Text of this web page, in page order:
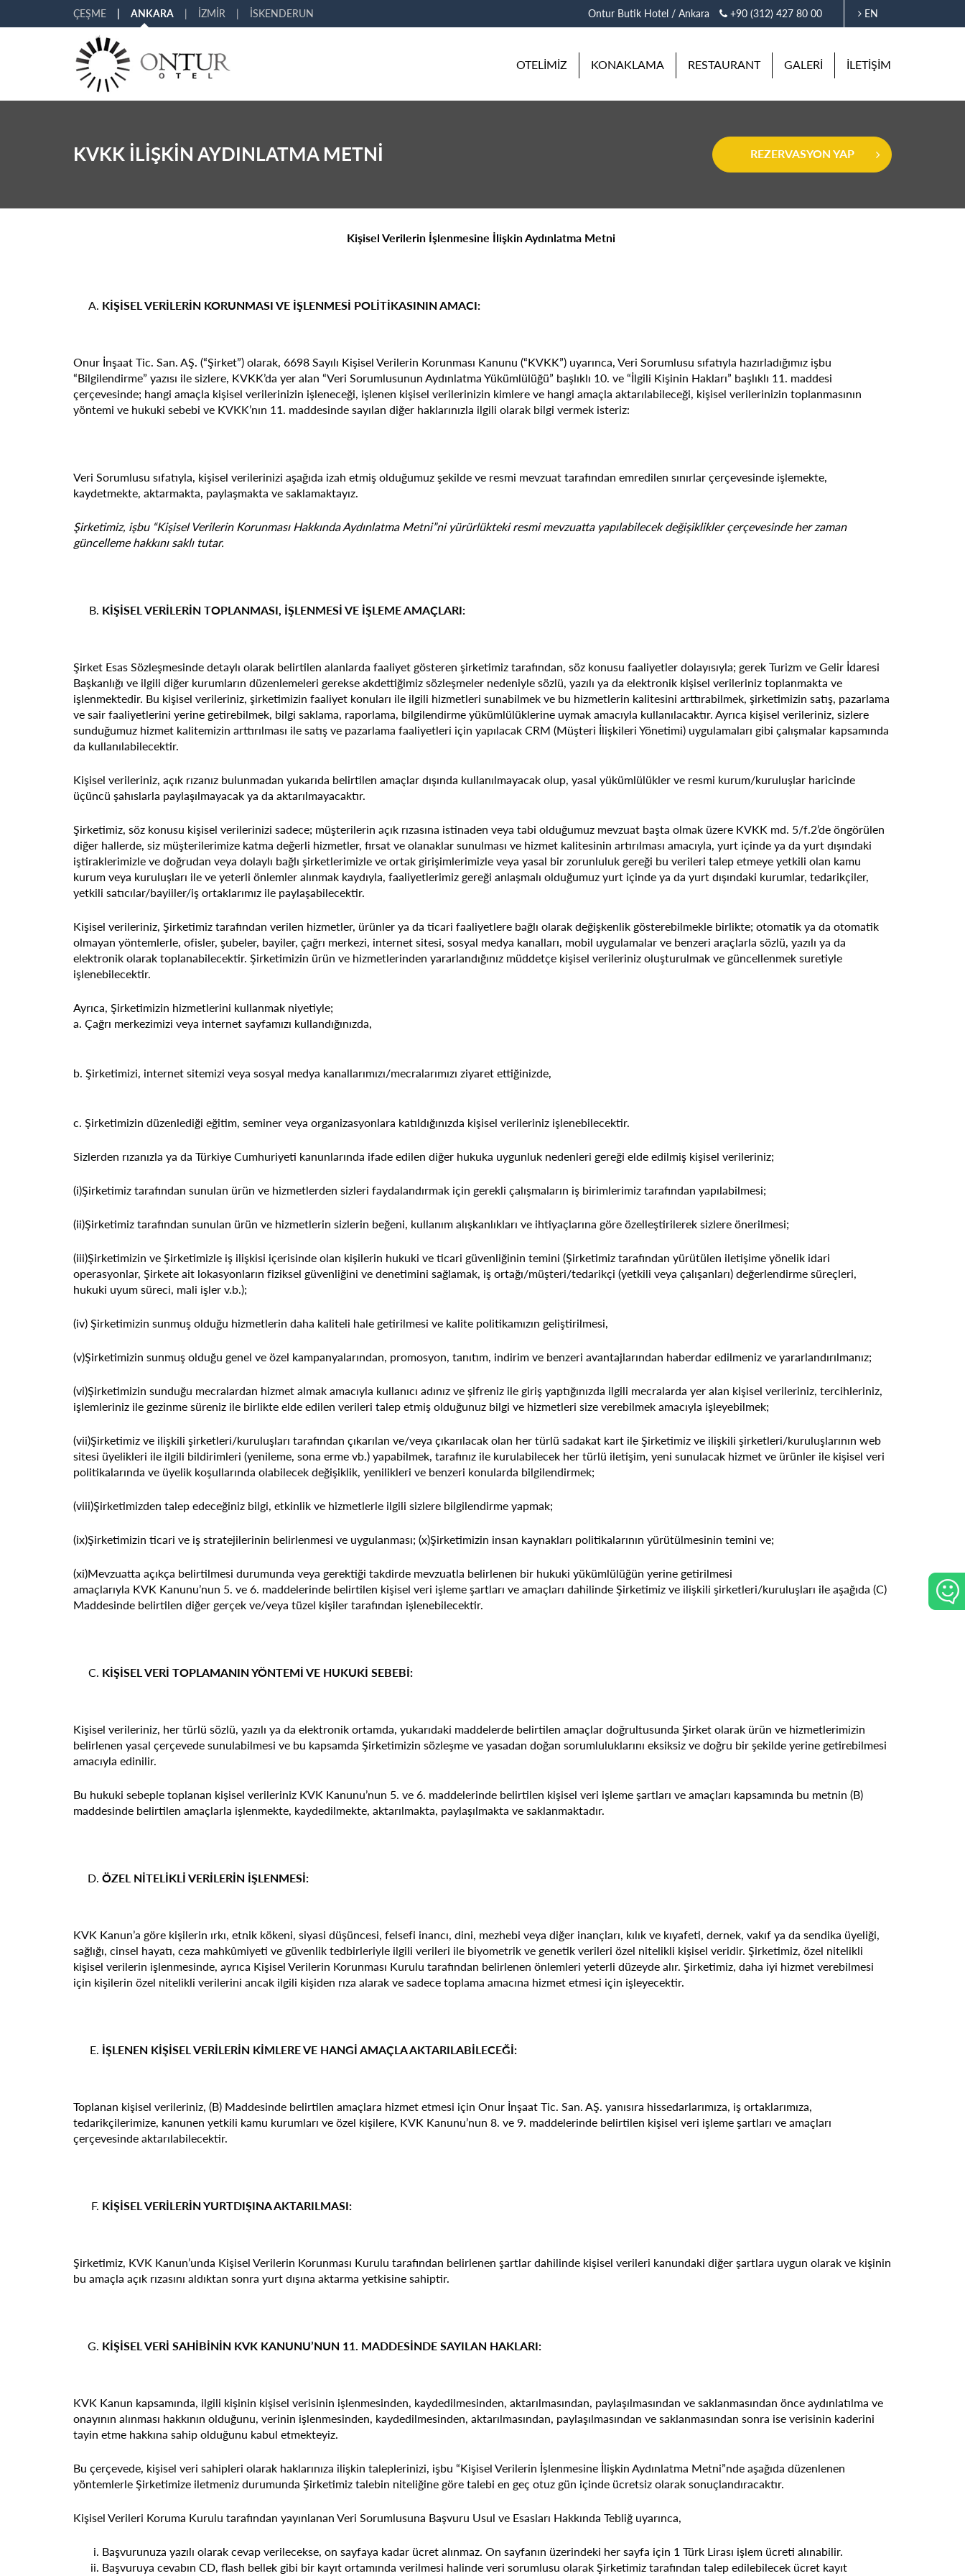
Ontur Butik Hotel / Ankara +90 (312) 427 80 00 EN
ÇEŞME ANKARA İZMİR İSKENDERUN
OTELİMİZ KONAKLAMA RESTAURANT GALERİ İLETİŞİM
KVKK İLİŞKİN AYDINLATMA METNİ REZERVASYON YAP
Kişisel Verilerin İşlenmesine İlişkin Aydınlatma Metni
KİŞİSEL VERİLERİN KORUNMASI VE İŞLENMESİ POLİTİKASININ AMACI:
Onur İnşaat Tic. San. AŞ. (“Şirket”) olarak, 6698 Sayılı Kişisel Verilerin Korunması Kanunu (“KVKK”) uyarınca, Veri Sorumlusu sıfatıyla hazırladığımız işbu
“Bilgilendirme” yazısı ile sizlere, KVKK’da yer alan “Veri Sorumlusunun Aydınlatma Yükümlülüğü” başlıklı 10. ve “İlgili Kişinin Hakları” başlıklı 11. maddesi
çerçevesinde; hangi amaçla kişisel verilerinizin işleneceği, işlenen kişisel verilerinizin kimlere ve hangi amaçla aktarılabileceği, kişisel verilerinizin toplanmasının
yöntemi ve hukuki sebebi ve KVKK’nın 11. maddesinde sayılan diğer haklarınızla ilgili olarak bilgi vermek isteriz:
Veri Sorumlusu sıfatıyla, kişisel verilerinizi aşağıda izah etmiş olduğumuz şekilde ve resmi mevzuat tarafından emredilen sınırlar çerçevesinde işlemekte,
kaydetmekte, aktarmakta, paylaşmakta ve saklamaktayız.
Şirketimiz, işbu “Kişisel Verilerin Korunması Hakkında Aydınlatma Metni”ni yürürlükteki resmi mevzuatta yapılabilecek değişiklikler çerçevesinde her zaman
güncelleme hakkını saklı tutar.
KİŞİSEL VERİLERİN TOPLANMASI, İŞLENMESİ VE İŞLEME AMAÇLARI:
Şirket Esas Sözleşmesinde detaylı olarak belirtilen alanlarda faaliyet gösteren şirketimiz tarafından, söz konusu faaliyetler dolayısıyla; gerek Turizm ve Gelir İdaresi
Başkanlığı ve ilgili diğer kurumların düzenlemeleri gerekse akdettiğimiz sözleşmeler nedeniyle sözlü, yazılı ya da elektronik kişisel verileriniz toplanmakta ve
işlenmektedir. Bu kişisel verileriniz, şirketimizin faaliyet konuları ile ilgili hizmetleri sunabilmek ve bu hizmetlerin kalitesini arttırabilmek, şirketimizin satış, pazarlama
ve sair faaliyetlerini yerine getirebilmek, bilgi saklama, raporlama, bilgilendirme yükümlülüklerine uymak amacıyla kullanılacaktır. Ayrıca kişisel verileriniz, sizlere
sunduğumuz hizmet kalitemizin arttırılması ile satış ve pazarlama faaliyetleri için yapılacak CRM (Müşteri İlişkileri Yönetimi) uygulamaları gibi çalışmalar kapsamında
da kullanılabilecektir.
Kişisel verileriniz, açık rızanız bulunmadan yukarıda belirtilen amaçlar dışında kullanılmayacak olup, yasal yükümlülükler ve resmi kurum/kuruluşlar haricinde
üçüncü şahıslarla paylaşılmayacak ya da aktarılmayacaktır.
Şirketimiz, söz konusu kişisel verilerinizi sadece; müşterilerin açık rızasına istinaden veya tabi olduğumuz mevzuat başta olmak üzere KVKK md. 5/f.2’de öngörülen
diğer hallerde, siz müşterilerimize katma değerli hizmetler, fırsat ve olanaklar sunulması ve hizmet kalitesinin artırılması amacıyla, yurt içinde ya da yurt dışındaki
iştiraklerimizle ve doğrudan veya dolaylı bağlı şirketlerimizle ve ortak girişimlerimizle veya yasal bir zorunluluk gereği bu verileri talep etmeye yetkili olan kamu
kurum veya kuruluşları ile ve yeterli önlemler alınmak kaydıyla, faaliyetlerimiz gereği anlaşmalı olduğumuz yurt içinde ya da yurt dışındaki kurumlar, tedarikçiler,
yetkili satıcılar/bayiiler/iş ortaklarımız ile paylaşabilecektir.
Kişisel verileriniz, Şirketimiz tarafından verilen hizmetler, ürünler ya da ticari faaliyetlere bağlı olarak değişkenlik gösterebilmekle birlikte; otomatik ya da otomatik
olmayan yöntemlerle, ofisler, şubeler, bayiler, çağrı merkezi, internet sitesi, sosyal medya kanalları, mobil uygulamalar ve benzeri araçlarla sözlü, yazılı ya da
elektronik olarak toplanabilecektir. Şirketimizin ürün ve hizmetlerinden yararlandığınız müddetçe kişisel verileriniz oluşturulmak ve güncellenmek suretiyle
işlenebilecektir.
Ayrıca, Şirketimizin hizmetlerini kullanmak niyetiyle;
a. Çağrı merkezimizi veya internet sayfamızı kullandığınızda,
b. Şirketimizi, internet sitemizi veya sosyal medya kanallarımızı/mecralarımızı ziyaret ettiğinizde,
c. Şirketimizin düzenlediği eğitim, seminer veya organizasyonlara katıldığınızda kişisel verileriniz işlenebilecektir.
Sizlerden rızanızla ya da Türkiye Cumhuriyeti kanunlarında ifade edilen diğer hukuka uygunluk nedenleri gereği elde edilmiş kişisel verileriniz;
(i)Şirketimiz tarafından sunulan ürün ve hizmetlerden sizleri faydalandırmak için gerekli çalışmaların iş birimlerimiz tarafından yapılabilmesi;
(ii)Şirketimiz tarafından sunulan ürün ve hizmetlerin sizlerin beğeni, kullanım alışkanlıkları ve ihtiyaçlarına göre özelleştirilerek sizlere önerilmesi;
(iii)Şirketimizin ve Şirketimizle iş ilişkisi içerisinde olan kişilerin hukuki ve ticari güvenliğinin temini (Şirketimiz tarafından yürütülen iletişime yönelik idari
operasyonlar, Şirkete ait lokasyonların fiziksel güvenliğini ve denetimini sağlamak, iş ortağı/müşteri/tedarikçi (yetkili veya çalışanları) değerlendirme süreçleri,
hukuki uyum süreci, mali işler v.b.);
(iv) Şirketimizin sunmuş olduğu hizmetlerin daha kaliteli hale getirilmesi ve kalite politikamızın geliştirilmesi,
(v)Şirketimizin sunmuş olduğu genel ve özel kampanyalarından, promosyon, tanıtım, indirim ve benzeri avantajlarından haberdar edilmeniz ve yararlandırılmanız;
(vi)Şirketimizin sunduğu mecralardan hizmet almak amacıyla kullanıcı adınız ve şifreniz ile giriş yaptığınızda ilgili mecralarda yer alan kişisel verileriniz, tercihleriniz,
işlemleriniz ile gezinme süreniz ile birlikte elde edilen verileri talep etmiş olduğunuz bilgi ve hizmetleri size verebilmek amacıyla işleyebilmek;
(vii)Şirketimiz ve ilişkili şirketleri/kuruluşları tarafından çıkarılan ve/veya çıkarılacak olan her türlü sadakat kart ile Şirketimiz ve ilişkili şirketleri/kuruluşlarının web
sitesi üyelikleri ile ilgili bildirimleri (yenileme, sona erme vb.) yapabilmek, tarafınız ile kurulabilecek her türlü iletişim, yeni sunulacak hizmet ve ürünler ile kişisel veri
politikalarında ve üyelik koşullarında olabilecek değişiklik, yenilikleri ve benzeri konularda bilgilendirmek;
(viii)Şirketimizden talep edeceğiniz bilgi, etkinlik ve hizmetlerle ilgili sizlere bilgilendirme yapmak;
(ix)Şirketimizin ticari ve iş stratejilerinin belirlenmesi ve uygulanması; (x)Şirketimizin insan kaynakları politikalarının yürütülmesinin temini ve;
(xi)Mevzuatta açıkça belirtilmesi durumunda veya gerektiği takdirde mevzuatla belirlenen bir hukuki yükümlülüğün yerine getirilmesi
amaçlarıyla KVK Kanunu’nun 5. ve 6. maddelerinde belirtilen kişisel veri işleme şartları ve amaçları dahilinde Şirketimiz ve ilişkili şirketleri/kuruluşları ile aşağıda (C)
Maddesinde belirtilen diğer gerçek ve/veya tüzel kişiler tarafından işlenebilecektir.
KİŞİSEL VERİ TOPLAMANIN YÖNTEMİ VE HUKUKİ SEBEBİ:
Kişisel verileriniz, her türlü sözlü, yazılı ya da elektronik ortamda, yukarıdaki maddelerde belirtilen amaçlar doğrultusunda Şirket olarak ürün ve hizmetlerimizin
belirlenen yasal çerçevede sunulabilmesi ve bu kapsamda Şirketimizin sözleşme ve yasadan doğan sorumluluklarını eksiksiz ve doğru bir şekilde yerine getirebilmesi
amacıyla edinilir.
Bu hukuki sebeple toplanan kişisel verileriniz KVK Kanunu’nun 5. ve 6. maddelerinde belirtilen kişisel veri işleme şartları ve amaçları kapsamında bu metnin (B)
maddesinde belirtilen amaçlarla işlenmekte, kaydedilmekte, aktarılmakta, paylaşılmakta ve saklanmaktadır.
ÖZEL NİTELİKLİ VERİLERİN İŞLENMESİ:
KVK Kanun’a göre kişilerin ırkı, etnik kökeni, siyasi düşüncesi, felsefi inancı, dini, mezhebi veya diğer inançları, kılık ve kıyafeti, dernek, vakıf ya da sendika üyeliği,
sağlığı, cinsel hayatı, ceza mahkûmiyeti ve güvenlik tedbirleriyle ilgili verileri ile biyometrik ve genetik verileri özel nitelikli kişisel veridir. Şirketimiz, özel nitelikli
kişisel verilerin işlenmesinde, ayrıca Kişisel Verilerin Korunması Kurulu tarafından belirlenen önlemleri yeterli düzeyde alır. Şirketimiz, daha iyi hizmet verebilmesi
için kişilerin özel nitelikli verilerini ancak ilgili kişiden rıza alarak ve sadece toplama amacına hizmet etmesi için işleyecektir.
İŞLENEN KİŞİSEL VERİLERİN KİMLERE VE HANGİ AMAÇLA AKTARILABİLECEĞİ:
Toplanan kişisel verileriniz, (B) Maddesinde belirtilen amaçlara hizmet etmesi için Onur İnşaat Tic. San. AŞ. yanısıra hissedarlarımıza, iş ortaklarımıza,
tedarikçilerimize, kanunen yetkili kamu kurumları ve özel kişilere, KVK Kanunu’nun 8. ve 9. maddelerinde belirtilen kişisel veri işleme şartları ve amaçları
çerçevesinde aktarılabilecektir.
KİŞİSEL VERİLERİN YURTDIŞINA AKTARILMASI:
Şirketimiz, KVK Kanun’unda Kişisel Verilerin Korunması Kurulu tarafından belirlenen şartlar dahilinde kişisel verileri kanundaki diğer şartlara uygun olarak ve kişinin
bu amaçla açık rızasını aldıktan sonra yurt dışına aktarma yetkisine sahiptir.
KİŞİSEL VERİ SAHİBİNİN KVK KANUNU’NUN 11. MADDESİNDE SAYILAN HAKLARI:
KVK Kanun kapsamında, ilgili kişinin kişisel verisinin işlenmesinden, kaydedilmesinden, aktarılmasından, paylaşılmasından ve saklanmasından önce aydınlatılma ve
onayının alınması hakkının olduğunu, verinin işlenmesinden, kaydedilmesinden, aktarılmasından, paylaşılmasından ve saklanmasından sonra ise verisinin kaderini
tayin etme hakkına sahip olduğunu kabul etmekteyiz.
Bu çerçevede, kişisel veri sahipleri olarak haklarınıza ilişkin taleplerinizi, işbu “Kişisel Verilerin İşlenmesine İlişkin Aydınlatma Metni”nde aşağıda düzenlenen
yöntemlerle Şirketimize iletmeniz durumunda Şirketimiz talebin niteliğine göre talebi en geç otuz gün içinde ücretsiz olarak sonuçlandıracaktır.
Kişisel Verileri Koruma Kurulu tarafından yayınlanan Veri Sorumlusuna Başvuru Usul ve Esasları Hakkında Tebliğ uyarınca,
Başvurunuza yazılı olarak cevap verilecekse, on sayfaya kadar ücret alınmaz. On sayfanın üzerindeki her sayfa için 1 Türk Lirası işlem ücreti alınabilir.
Başvuruya cevabın CD, flash bellek gibi bir kayıt ortamında verilmesi halinde veri sorumlusu olarak Şirketimiz tarafından talep edilebilecek ücret kayıt